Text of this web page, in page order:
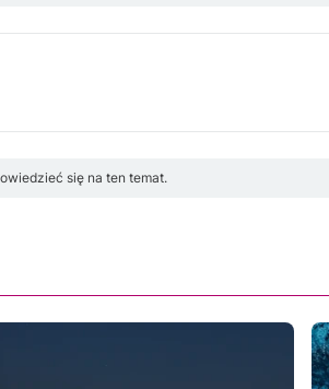
się na ten temat.